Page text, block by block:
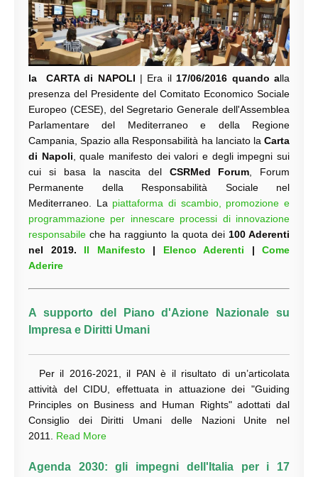
la CARTA di NAPOLI | Era il 17/06/2016 quando alla
presenza del Presidente del Comitato Economico Sociale
Europeo (CESE), del Segretario Generale dell'Assemblea
Parlamentare del Mediterraneo e della Regione
Campania, Spazio alla Responsabilità ha lanciato la Carta
di Napoli , quale manifesto dei valori e degli impegni sui
cui si basa la nascita del CSRMed Forum , Forum
Permanente della Responsabilità Sociale nel
Mediterraneo. La piattaforma di scambio, promozione e
programmazione per innescare processi di innovazione
responsabileche ha raggiunto la quota dei 100 Aderenti
nel 2019. Il Manifesto | Elenco Aderenti | Come
Aderire
A supporto del
Piano d'Azione Nazionale su
Impresa e Diritti Umani
Per il 2016-2021, il PAN è il risultato di un’articolata
attività del CIDU, effettuata in attuazione dei "Guiding
Principles on Business and Human Rights" adottati dal
Consiglio dei Diritti Umani delle Nazioni Unite nel
2011. Read More
Agenda 2030: gli impegni dell'Italia per i 17